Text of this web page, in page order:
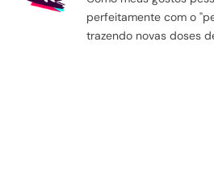
perfeitamente com o
trazendo novas doses